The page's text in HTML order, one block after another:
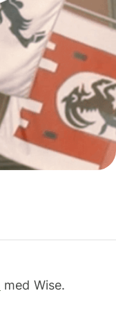
med Wise.